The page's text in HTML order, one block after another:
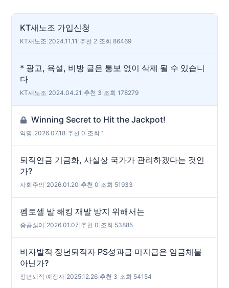
KT새노조 가입신청
KT새노조 2024.11.11 추천 2 조회 86469
* 광고, 욕설, 비방 글은 통보 없이 삭제 될 수 있습니
다
KT새노조 2024.04.21 추천 3 조회 178279
Winning Secret to Hit the Jackpot!
익명 2026.07.18 추천 0 조회 1
퇴직연금 기금화, 사실상 국가가 관리하겠다는 것인
가?
사회주의 2026.01.20 추천 0 조회 51933
펨토셀 발 해킹 재발 방지 위해서는
중공싫어 2026.01.07 추천 0 조회 53885
비자발적 정년퇴직자 PS성과급 미지급은 임금체불
아닌가?
정년퇴직 예정자 2025.12.26 추천 3 조회 54154